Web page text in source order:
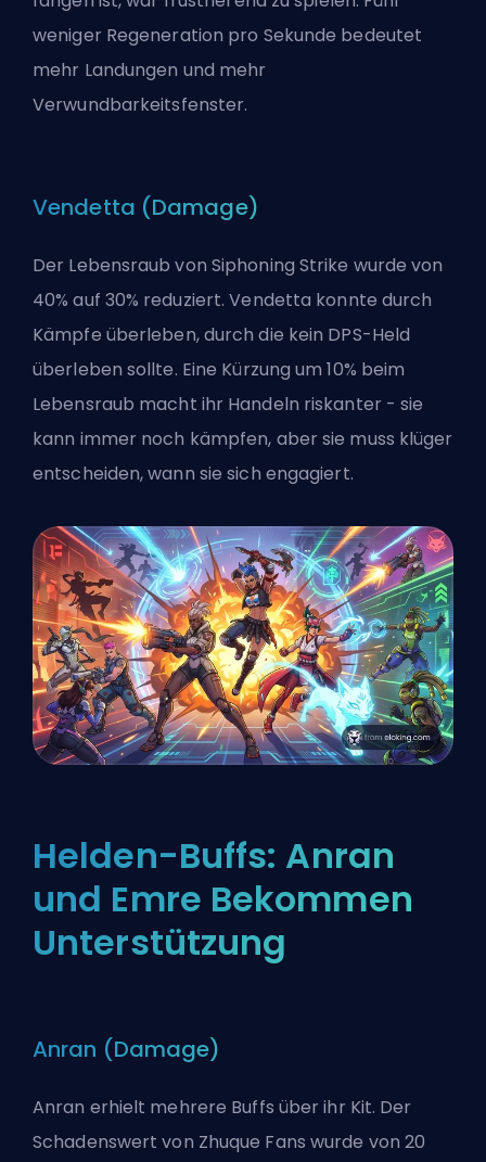
weniger Regeneration pro Sekunde bedeutet
mehr Landungen und mehr
Verwundbarkeitsfenster.
Vendetta (Damage)
Der Lebensraub von Siphoning Strike wurde von
40% auf 30% reduziert. Vendetta konnte durch
Kämpfe überleben, durch die kein DPS-Held
überleben sollte. Eine Kürzung um 10% beim
Lebensraub macht ihr Handeln riskanter - sie
kann immer noch kämpfen, aber sie muss klüger
entscheiden, wann sie sich engagiert.
Helden-Buffs: Anran
und Emre Bekommen
Unterstützung
Anran (Damage)
Anran erhielt mehrere Buffs über ihr Kit. Der
Schadenswert von Zhuque Fans wurde von 20